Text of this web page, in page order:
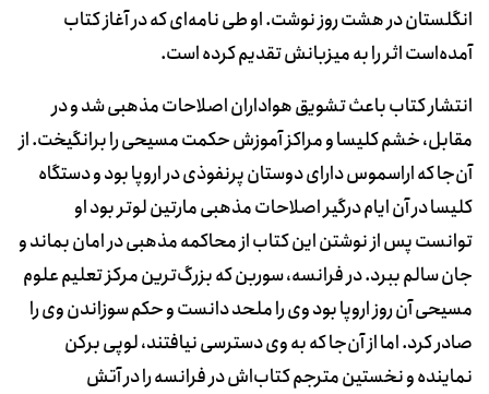
انگلستان در هشت روز نوشت. او طی نامه‌ای که در آغاز کتاب
آمده‌است اثر را به میزبانش تقدیم کرده است.
انتشار کتاب باعث تشویق هواداران اصلاحات مذهبی شد و در
مقابل، خشم کلیسا و مراکز آموزش حکمت مسیحی را برانگیخت. از
آن‌جا که اراسموس دارای دوستان پرنفوذی در اروپا بود و دستگاه
کلیسا در آن ایام درگیر اصلاحات مذهبی مارتین لوتر بود او
توانست پس از نوشتن این کتاب از محاکمه مذهبی در امان بماند و
جان سالم ببرد. در فرانسه، سوربن که بزرگ‌ترین مرکز تعلیم علوم
مسیحی آن روز اروپا بود وی را ملحد دانست و حکم سوزاندن وی را
صادر کرد. اما از آن‌جا که به وی دسترسی نیافتند، لوپی برکن
نماینده و نخستین مترجم کتاب‌اش در فرانسه را در آتش